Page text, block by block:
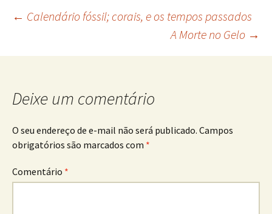
← Calendário fóssil; corais, e os tempos passados
A Morte no Gelo →
Deixe um comentário
O seu endereço de e-mail não será publicado. Campos
obrigatórios são marcados com *
Comentário *